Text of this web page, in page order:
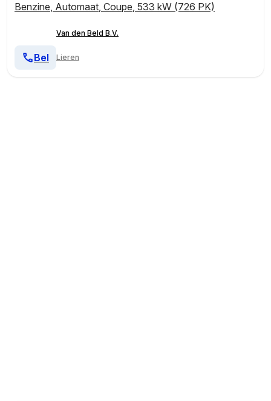
Benzine, Automaat, Coupe, 533 kW (726 PK)
Van den Beld B.V.
Lieren
Bel